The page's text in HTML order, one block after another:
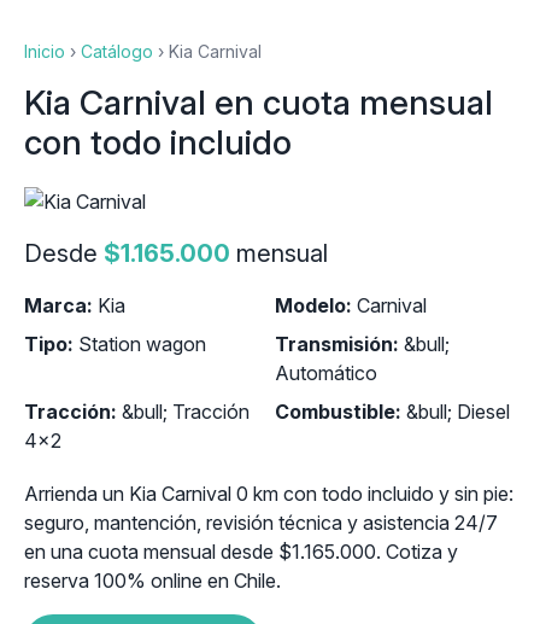
Inicio › Catálogo › Kia Carnival
Kia Carnival en cuota mensual
con todo incluido
Desde $1.165.000 mensual
Marca: Kia Modelo: Carnival
Tipo: Station wagon Transmisión: &bull;
Automático
Tracción: &bull; Tracción
4x2
Combustible: &bull; Diesel
Arrienda un Kia Carnival 0 km con todo incluido y sin pie:
seguro, mantención, revisión técnica y asistencia 24/7
en una cuota mensual desde $1.165.000. Cotiza y
reserva 100% online en Chile.